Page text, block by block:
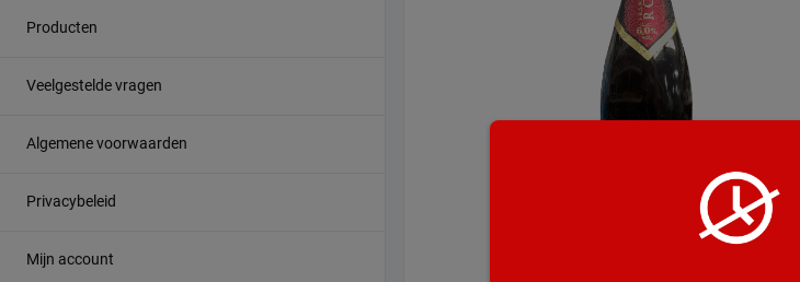
Producten
Veelgestelde vragen
Algemene voorwaarden
Privacybeleid
Mijn account